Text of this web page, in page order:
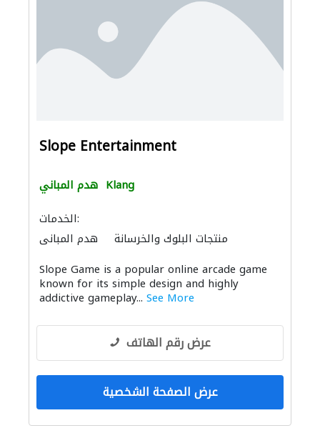
Slope Entertainment
هدم المباني Klang
الخدمات:
هدم المباني
منتجات البلوك والخرسانة
الصوتيات
Slope Game is a popular online arcade game
known for its simple design and highly
addictive gameplay... See More
عرض رقم الهاتف
عرض الصفحة الشخصية